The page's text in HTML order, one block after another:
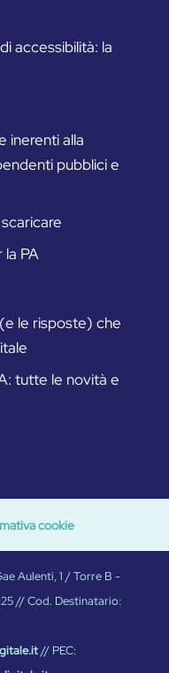
accessibilità: la
inerenti alla
pubblici e
PA
le risposte) che
tutte le novità e
cookie
Aulenti, 1 / Torre B -
// Cod. Destinatario:
// PEC: